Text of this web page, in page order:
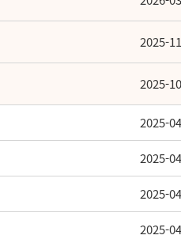
2025-
2025-
2025-
2025-
2025-
2025-